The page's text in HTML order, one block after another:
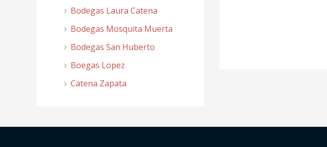
Bodegas Laura Catena
Bodegas Mosquita Muerta
Bodegas San Huberto
Boegas Lopez
Catena Zapata